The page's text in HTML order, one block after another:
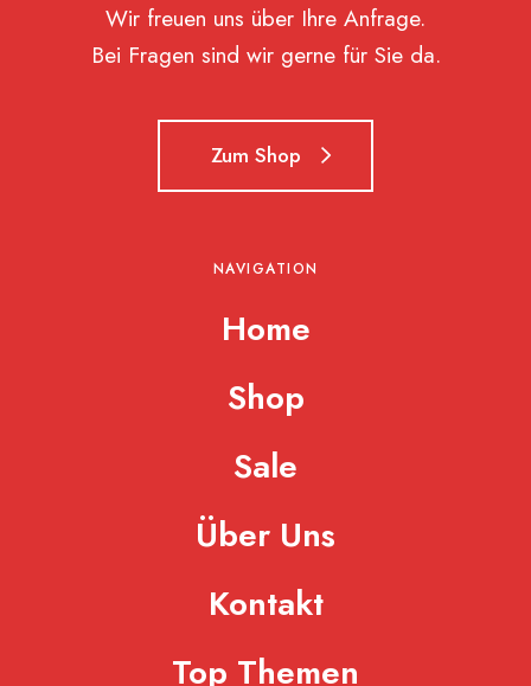
Wir freuen uns über Ihre Anfrage.
Bei Fragen sind wir gerne für Sie da.
Zum Shop
NAVIGATION
Home
Shop
Sale
Über Uns
Kontakt
Top Themen